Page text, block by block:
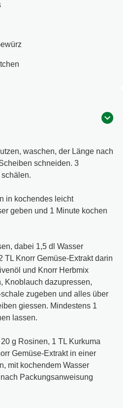
waschen, der Länge nach
schneiden. 3
in kochendes leicht
geben und 1 Minute kochen
dabei 1,5 dl Wasser
TL Knorr Gemüse-Extrakt darin
und Knorr Herbmix
Knoblauch dazupressen,
zugeben und alles über
giessen. Mindestens 1
lassen.
g Rosinen, 1 TL Kurkuma
Gemüse-Extrakt in einer
mit kochendem Wasser
Packungsanweisung